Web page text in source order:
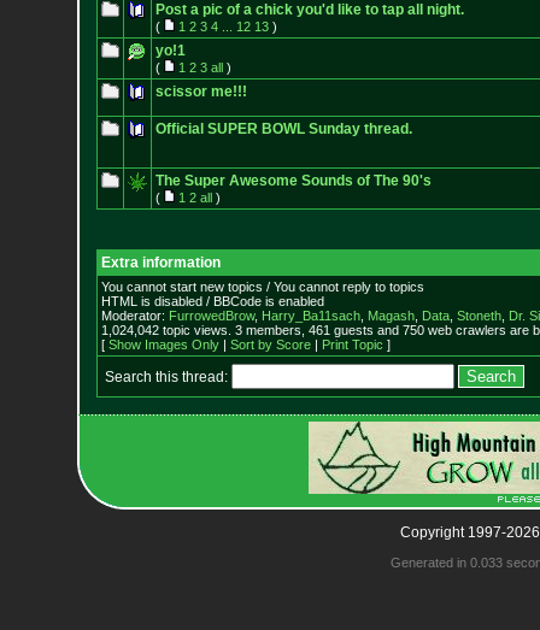
Post a pic of a chick you'd like to tap all night.
( 1 2 3 4 12 13)
yo!1
( 1 2 3 all)
scissor me!!!
Official SUPER BOWL Sunday thread.
The Super Awesome Sounds of The 90's
( 1 2 all)
Extra information
You cannot start new topics / You cannot reply to topics
HTML is disabled / BBCode is enabled
Moderator: FurrowedBrow, Harry_Ba11sach, Magash, Data, Stoneth, Dr.
1,024,042 topic views. 3 members, 461 guests and 750 web crawlers are
[ Show Images Only| Sort by Score| Print Topic ]
Search this thread:
Copyright 1997-
Generated in 0.033